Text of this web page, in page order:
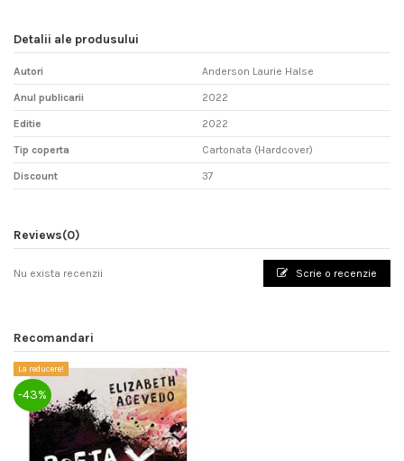
Detalii ale produsului
Autori Anderson Laurie Halse
Anul publicarii 2022
Editie 2022
Tip coperta Cartonata (Hardcover)
Discount 37
Reviews(0)
Nu exista recenzii Scrie o recenzie
Recomandari
La reducere!
-43%